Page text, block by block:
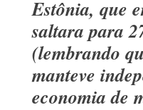
Estônia, que
saltara para
(lembrando
manteve
economia de